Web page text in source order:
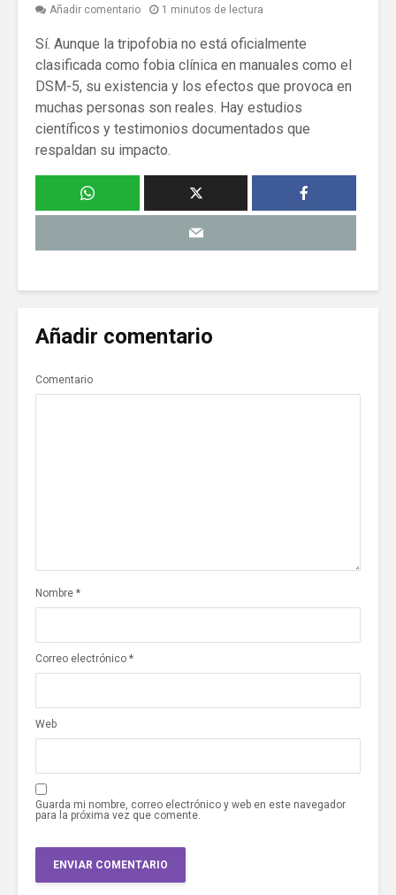
Añadir comentario
1 minutos de lectura
Sí. Aunque la tripofobia no está oficialmente
clasificada como fobia clínica en manuales como el
DSM-5, su existencia y los efectos que provoca en
muchas personas son reales. Hay estudios
científicos y testimonios documentados que
respaldan su impacto.
Añadir comentario
Comentario
Nombre *
Correo electrónico *
Web
Guarda mi nombre, correo electrónico y web en este navegador
para la próxima vez que comente.